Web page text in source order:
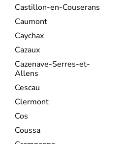
Castillon-en-Couserans
Caumont
Caychax
Cazaux
Cazenave-Serres-et-
Allens
Cescau
Clermont
Cos
Coussa